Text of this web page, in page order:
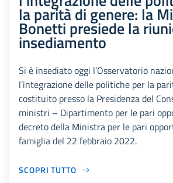
la parità di genere: la
Bonetti presiede la
insediamento
Si è insediato oggi l’Osservatorio
l’integrazione delle politiche per la
costituito presso la Presidenza del
ministri – Dipartimento per le pari
decreto della Ministra per le pari
famiglia del 22 febbraio 2022.
SCOPRI TUTTO